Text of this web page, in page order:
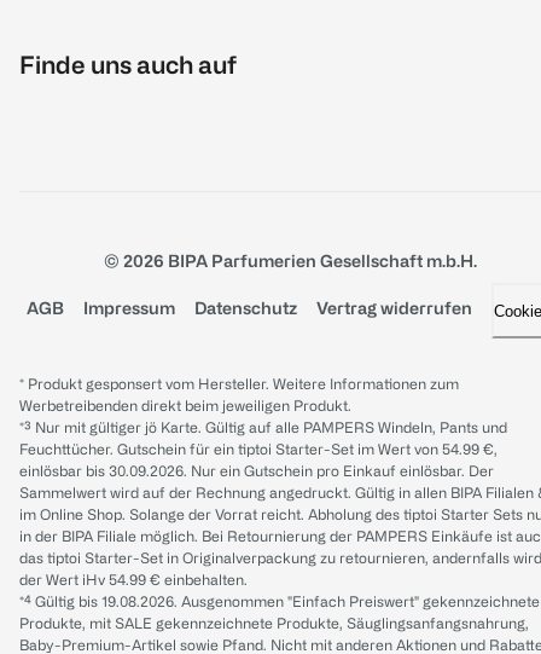
Finde uns auch auf
© 2026 BIPA Parfumerien Gesellschaft m.b.H.
AGB Impressum Datenschutz Vertrag widerrufen
* Produkt gesponsert vom Hersteller. Weitere Informationen zum
Werbetreibenden direkt beim jeweiligen Produkt.
*³ Nur mit gültiger jö Karte. Gültig auf alle PAMPERS Windeln, Pants und
Feuchttücher. Gutschein für ein tiptoi Starter-Set im Wert von 54.99 €,
einlösbar bis 30.09.2026. Nur ein Gutschein pro Einkauf einlösbar. Der
Sammelwert wird auf der Rechnung angedruckt. Gültig in allen BIPA Filialen
im Online Shop. Solange der Vorrat reicht. Abholung des tiptoi Starter Sets
in der BIPA Filiale möglich. Bei Retournierung der PAMPERS Einkäufe ist
das tiptoi Starter-Set in Originalverpackung zu retournieren, andernfalls wird
der Wert iHv 54.99 € einbehalten.
*⁴ Gültig bis 19.08.2026. Ausgenommen "Einfach Preiswert" gekennzeichnete
Produkte, mit SALE gekennzeichnete Produkte, Säuglingsanfangsnahrung,
Baby-Premium-Artikel sowie Pfand. Nicht mit anderen Aktionen und